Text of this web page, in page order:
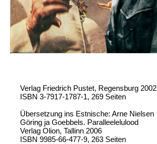
Verlag Friedrich Pustet, Regensburg 2002
ISBN 3-7917-1787-1, 269 Seiten
Übersetzung ins Estnische: Arne Nielsen
Göring ja Goebbels. Paralleelelulood
Verlag Olion, Tallinn 2006
ISBN 9985-66-477-9, 263 Seiten